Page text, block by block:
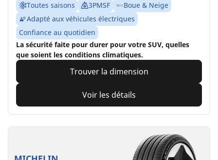
Toutes saisons 3PMSF
Boue & Neige
Adapté aux véhicules électriques
Confiance au quotidien
La sécurité faite pour durer pour votre SUV, quelles
que soient les conditions climatiques.
Trouver la dimension
Voir les détails